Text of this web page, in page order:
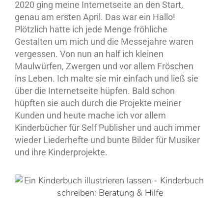
2020 ging meine Internetseite an den Start,
genau am ersten April. Das war ein Hallo!
Plötzlich hatte ich jede Menge fröhliche
Gestalten um mich und die Messejahre waren
vergessen. Von nun an half ich kleinen
Maulwürfen, Zwergen und vor allem Fröschen
ins Leben. Ich malte sie mir einfach und ließ sie
über die Internetseite hüpfen. Bald schon
hüpften sie auch durch die Projekte meiner
Kunden und heute mache ich vor allem
Kinderbücher für Self Publisher und auch immer
wieder Liederhefte und bunte Bilder für Musiker
und ihre Kinderprojekte.